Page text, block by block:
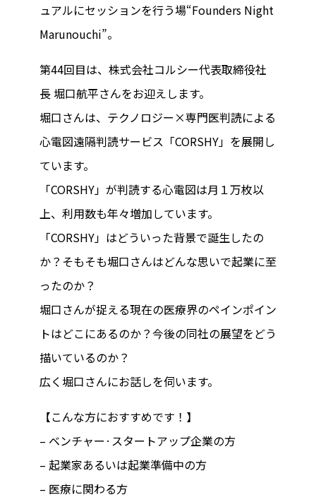
ュアルにセッションを行う場“Founders Night
Marunouchi”。
第44回目は、株式会社コルシー代表取締役社
長 堀口航平さんをお迎えします。
堀口さんは、テクノロジー×専門医判読による
心電図遠隔判読サービス「CORSHY」を展開し
ています。
「CORSHY」が判読する心電図は月１万枚以
上、利用数も年々増加しています。
「CORSHY」はどういった背景で誕生したの
か？そもそも堀口さんはどんな思いで起業に至
ったのか？
堀口さんが捉える現在の医療界のペインポイン
トはどこにあるのか？今後の同社の展望をどう
描いているのか？
広く堀口さんにお話しを伺います。
【こんな方におすすめです！】
– ベンチャー·スタートアップ企業の方
– 起業家あるいは起業準備中の方
– 医療に関わる方